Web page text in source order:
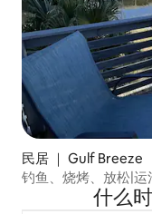
民居 ｜ Gulf Breeze
钓鱼、烧烤、放松|
什么